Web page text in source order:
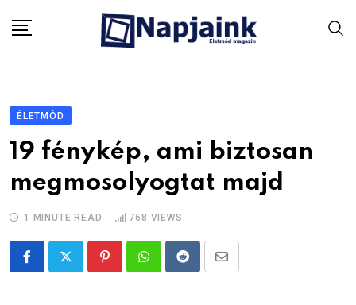
ÉLETMÓD
19 fénykép, ami biztosan
megmosolyogtat majd
1 MINUTE READ 768 VIEWS
PinterestWhatsappRedditShare